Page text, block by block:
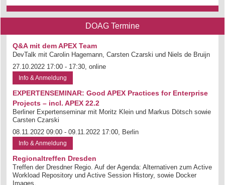
DOAG Termine
Q&A mit dem APEX Team
DevTalk mit Carolin Hagemann, Carsten Czarski und Niels de Bruijn
27.10.2022 17:00 - 17:30, online
Info & Anmeldung
EXPERTENSEMINAR: Good APEX Practices for Enterprise
Projects – incl. APEX 22.2
Berliner Expertenseminar mit Moritz Klein und Markus Dötsch sowie
Carsten Czarski
08.11.2022 09:00 - 09.11.2022 17:00, Berlin
Info & Anmeldung
Regionaltreffen Dresden
Treffen der Dresdner Regio. Auf der Agenda: Alternativen zum Active
Workload Repository und Active Session History, sowie Docker
Images.